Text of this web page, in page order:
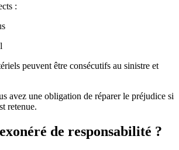
:
peuvent être consécutifs au sinistre et
avez une obligation de réparer le préjudice si
retenue.
de responsabilité ?